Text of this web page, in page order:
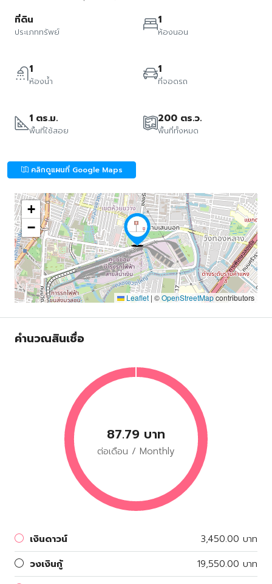
ที่ดิน
ประเภททรัพย์
1
ห้องนอน
1
ห้องน้ำ
1
ที่จอดรถ
1 ตร.ม.
พื้นที่ใช้สอย
200 ตร.ว.
พื้นที่ทั้งหมด
คลิกดูแผนที่ Google Maps
+
−
Leaflet | ©OpenStreetMapcontributors
คำนวณสินเชื่อ
87.79 บาท
ต่อเดือน / Monthly
เงินดาวน์
3,450.00 บาท
วงเงินกู้
19,550.00 บาท